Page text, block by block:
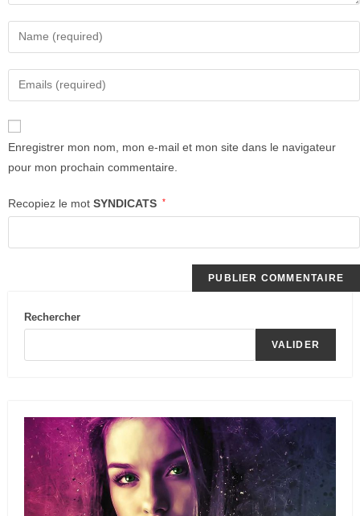
Enregistrer mon nom, mon e-mail et mon site dans le navigateur
pour mon prochain commentaire.
Recopiez le mot SYNDICATS *
Rechercher
VALIDER